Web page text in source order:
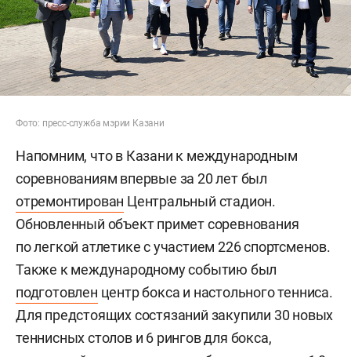
Фото: пресс-служба мэрии Казани
Напомним, что в Казани к международным
соревнованиям впервые за 20 лет был
отремонтирован Центральный стадион.
Обновленный объект примет соревнования
по легкой атлетике с участием 226 спортсменов.
Также к международному событию был
подготовлен центр бокса и настольного тенниса.
Для предстоящих состязаний закупили 30 новых
теннисных столов и 6 рингов для бокса,